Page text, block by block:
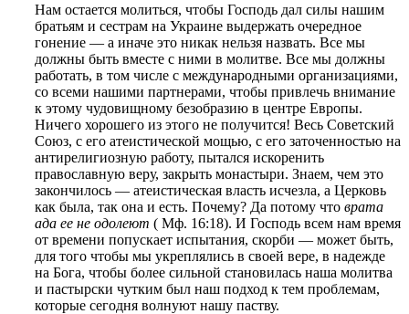
Нам остается молиться, чтобы Господь дал силы нашим
братьям и сестрам на Украине выдержать очередное
гонение — а иначе это никак нельзя назвать. Все мы
должны быть вместе с ними в молитве. Все мы должны
работать, в том числе с международными организациями,
со всеми нашими партнерами, чтобы привлечь внимание
к этому чудовищному безобразию в центре Европы.
Ничего хорошего из этого не получится! Весь Советский
Союз, с его атеистической мощью, с его заточенностью на
антирелигиозную работу, пытался искоренить
православную веру, закрыть монастыри. Знаем, чем это
закончилось — атеистическая власть исчезла, а Церковь
как была, так она и есть. Почему? Да потому что врата
ада ее не одолеют ( Мф. 16:18). И Господь всем нам время
от времени попускает испытания, скорби — может быть,
для того чтобы мы укреплялись в своей вере, в надежде
на Бога, чтобы более сильной становилась наша молитва
и пастырски чутким был наш подход к тем проблемам,
которые сегодня волнуют нашу паству.